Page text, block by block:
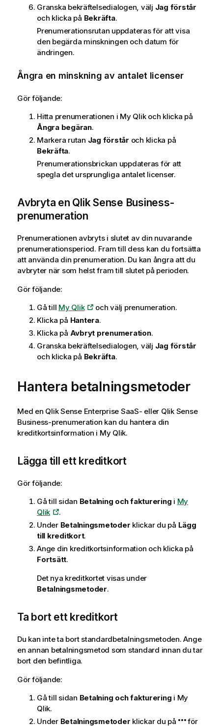
Granska bekräftelsedialogen, välj Jag förstår
och klicka på Bekräfta.
Prenumerationsrutan uppdateras för att visa
den begärda minskningen och datum för
ändringen.
Ångra en minskning av antalet licenser
Gör följande:
Hitta prenumerationen i My Qlik och klicka på
Ångra begäran.
Markera rutan Jag förstår och klicka på
Bekräfta.
Prenumerationsbrickan uppdateras för att
spegla det ursprungliga antalet licenser.
Avbryta en Qlik Sense Business-
prenumeration
Prenumerationen avbryts i slutet av din nuvarande
prenumerationsperiod. Fram till dess kan du fortsätta
att använda din prenumeration. Du kan ångra att du
avbryter när som helst fram till slutet på perioden.
Gör följande:
Gå till My Qlik
och välj prenumeration.
Klicka på Hantera.
Klicka på Avbryt prenumeration.
Granska bekräftelsedialogen, välj Jag förstår
och klicka på Bekräfta.
Hantera betalningsmetoder
Med en Qlik Sense Enterprise SaaS- eller Qlik Sense
Business-prenumeration kan du hantera din
kreditkortsinformation i My Qlik.
Lägga till ett kreditkort
Gör följande:
Gå till sidan Betalning och fakturering i My
Qlik
.
Under Betalningsmetoder klickar du på Lägg
till kreditkort.
Ange din kreditkortsinformation och klicka på
Fortsätt.
Det nya kreditkortet visas under
Betalningsmetoder.
Ta bort ett kreditkort
Du kan inte ta bort standardbetalningsmetoden. Ange
en annan betalningsmetod som standard innan du tar
bort den befintliga.
Gör följande:
Gå till sidan Betalning och fakturering i My
Qlik.
Under Betalningsmetoder klickar du på
för